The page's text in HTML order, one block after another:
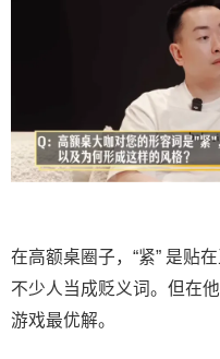
在高额桌圈子，“紧” 是贴
不少人当成贬义词。但在
游戏最优解。